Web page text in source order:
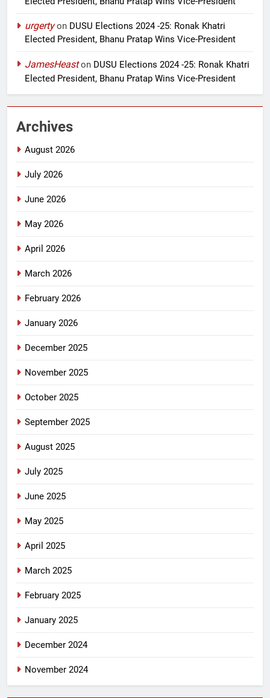
urgertyon DUSU Elections 2024 -25: Ronak Khatri
Elected President, Bhanu Pratap Wins Vice-President
JamesHeaston DUSU Elections 2024 -25: Ronak Khatri
Elected President, Bhanu Pratap Wins Vice-President
Archives
August 2026
July 2026
June 2026
May 2026
April 2026
March 2026
February 2026
January 2026
December 2025
November 2025
October 2025
September 2025
August 2025
July 2025
June 2025
May 2025
April 2025
March 2025
February 2025
January 2025
December 2024
November 2024